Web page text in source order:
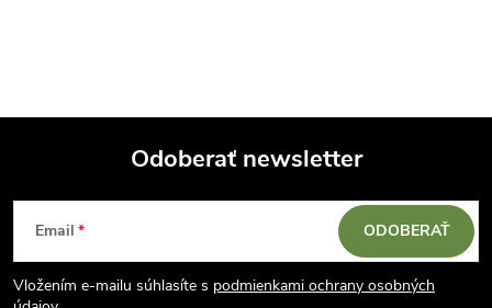
Z
á
Odoberať newsletter
Email
Vložením e-mailu súhlasíte s podmienkami ochrany osobných
ODOBERAŤ